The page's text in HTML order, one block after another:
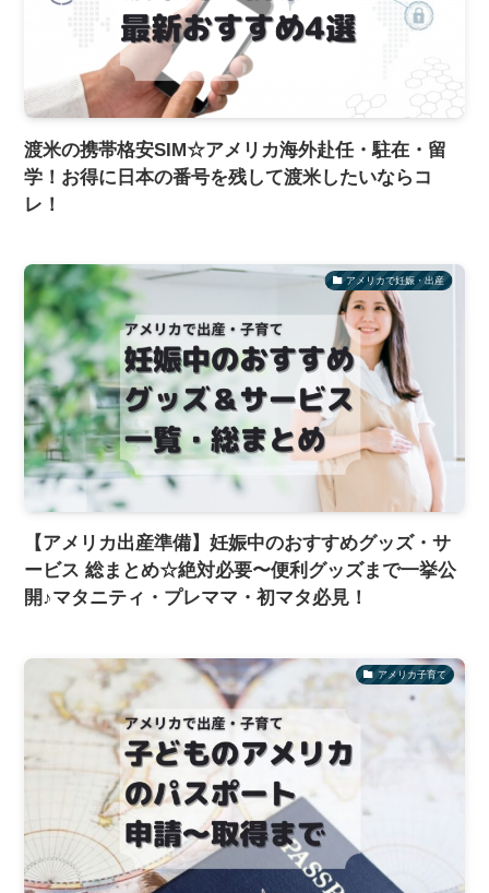
渡米の携帯格安SIM☆アメリカ海外赴任・駐在・留
学！お得に日本の番号を残して渡米したいならコ
レ！
アメリカで妊娠・出産
【アメリカ出産準備】妊娠中のおすすめグッズ・サ
ービス 総まとめ☆絶対必要〜便利グッズまで一挙公
開♪マタニティ・プレママ・初マタ必見！
アメリカ子育て